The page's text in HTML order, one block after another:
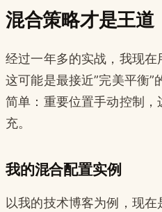
混合策略才是王道
经过一年多的实战，我现
这可能是最接近”完美平衡”
简单：重要位置手动控制
充。
我的混合配置实例
以我的技术博客为例，现在